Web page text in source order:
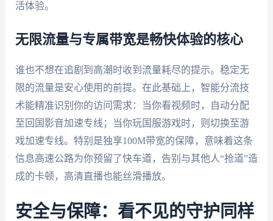
活体验。
无限流量与专属带宽是畅快体验的核心
谁也不想在追剧到高潮时收到流量耗尽的提示。稳定无
限的流量是安心使用的前提。在此基础上，智能分流技
术能精准识别你的访问需求：当你看视频时，自动分配
至回国影音加速专线；当你玩国服游戏时，则切换至游
戏加速专线。特别是独享100M带宽的保障，意味着这条
信息高速公路为你预留了快车道，告别与其他人“抢道”造
成的卡顿，高清直播也能丝滑播放。
安全与保障：看不见的守护同样